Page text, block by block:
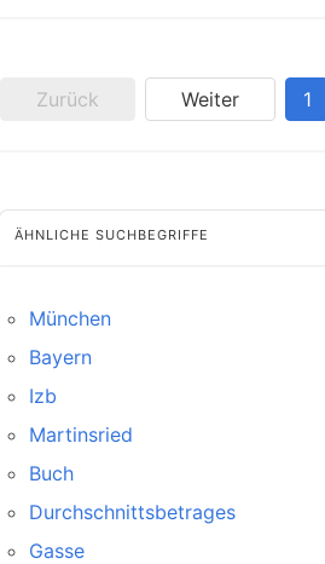
Zurück Weiter 1
ÄHNLICHE SUCHBEGRIFFE
München
Bayern
Izb
Martinsried
Buch
Durchschnittsbetrages
Gasse